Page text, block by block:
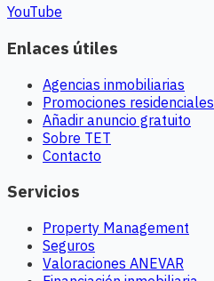
YouTube
Enlaces útiles
Agencias inmobiliarias
Promociones residenciales
Añadir anuncio gratuito
Sobre TET
Contacto
Servicios
Property Management
Seguros
Valoraciones ANEVAR